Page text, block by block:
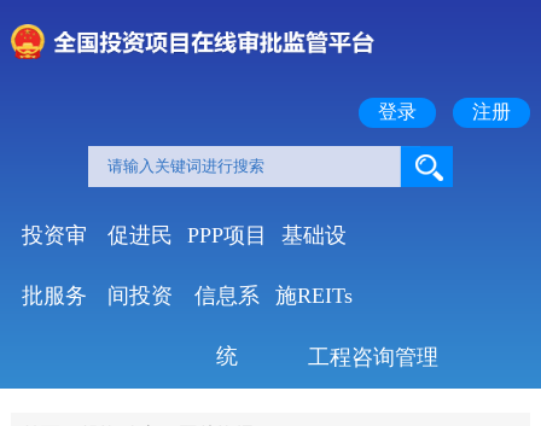
登录 注册
投资审
批服务
促进民
间投资
PPP项目
信息系
统
基础设
施REITs
工程咨询管理